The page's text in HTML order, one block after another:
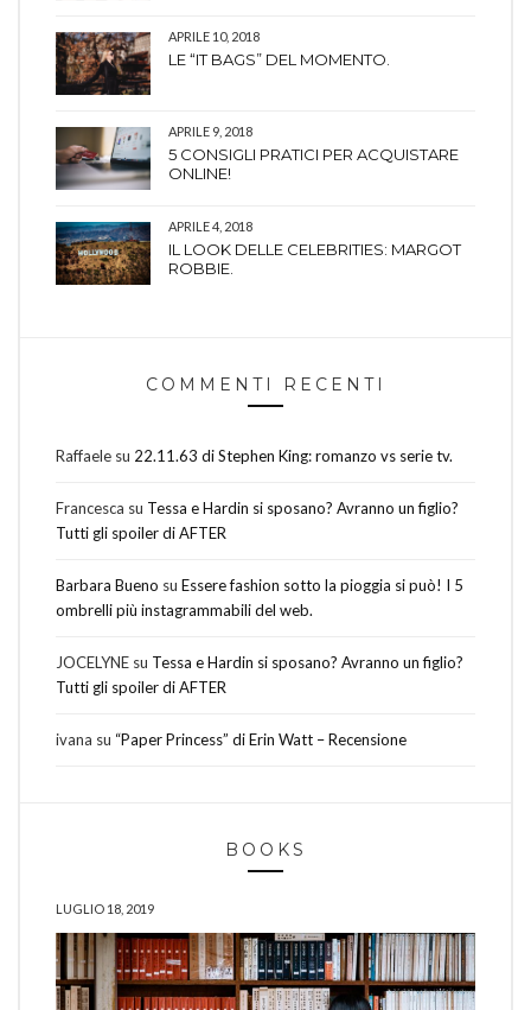
APRILE 10, 2018
LE “IT BAGS” DEL MOMENTO.
APRILE 9, 2018
5 CONSIGLI PRATICI PER ACQUISTARE
ONLINE!
APRILE 4, 2018
IL LOOK DELLE CELEBRITIES: MARGOT
ROBBIE.
COMMENTI RECENTI
Raffaele su 22.11.63 di Stephen King: romanzo vs serie tv.
Francesca su Tessa e Hardin si sposano? Avranno un figlio?
Tutti gli spoiler di AFTER
Barbara Bueno su Essere fashion sotto la pioggia si può! I 5
ombrelli più instagrammabili del web.
JOCELYNE su Tessa e Hardin si sposano? Avranno un figlio?
Tutti gli spoiler di AFTER
ivana su “Paper Princess” di Erin Watt – Recensione
BOOKS
LUGLIO 18, 2019